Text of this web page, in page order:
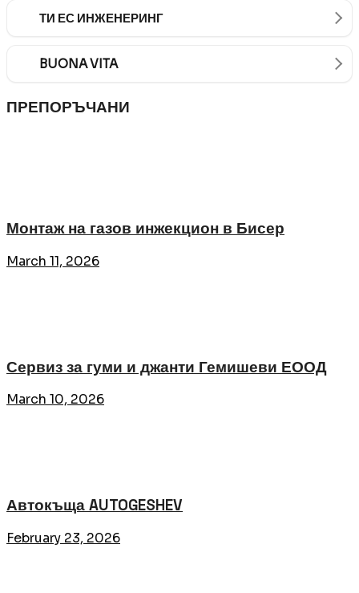
ТИ ЕС ИНЖЕНЕРИНГ
BUONA VITA
ПРЕПОРЪЧАНИ
Монтаж на газов инжекцион в Бисер
March 11, 2026
Сервиз за гуми и джанти Гемишеви ЕООД
March 10, 2026
Автокъща AUTOGESHEV
February 23, 2026